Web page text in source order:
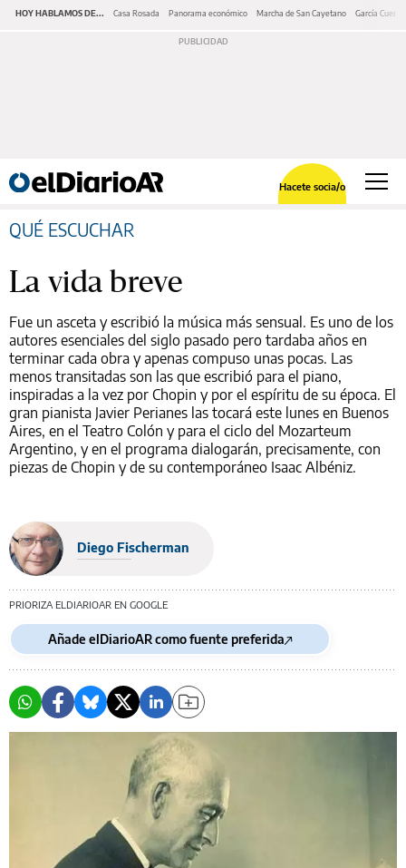
HOY HABLAMOS DE... Casa Rosada Panorama económico Marcha de San Cayetano García Cuerva
Hacete socia/o
QUÉ ESCUCHAR
La vida breve
Fue un asceta y escribió la música más sensual. Es uno de los
autores esenciales del siglo pasado pero tardaba años en
terminar cada obra y apenas compuso unas pocas. Las
menos transitadas son las que escribió para el piano,
inspiradas a la vez por Chopin y por el espíritu de su época. El
gran pianista Javier Perianes las tocará este lunes en Buenos
Aires, en el Teatro Colón y para el ciclo del Mozarteum
Argentino, y en el programa dialogarán, precisamente, con
piezas de Chopin y de su contemporáneo Isaac Albéniz.
Diego Fischerman
PRIORIZA ELDIARIOAR EN GOOGLE
Añade elDiarioAR como fuente preferida